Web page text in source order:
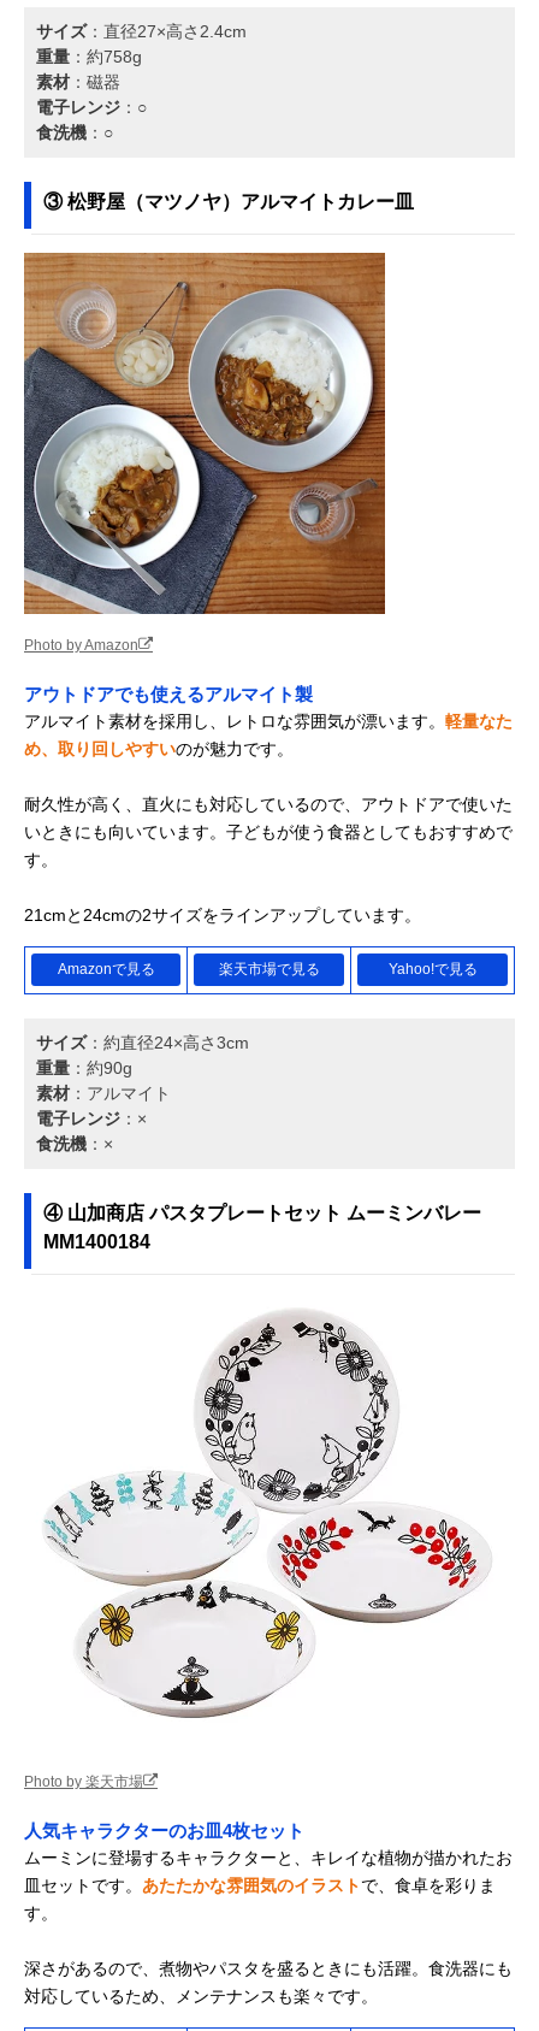
サイズ：直径27×高さ2.4cm
重量 ：約758g
素材 ：磁器
電子レンジ ：○
食洗機 ：○
③ 松野屋（マツノヤ）アルマイトカレー皿
Photo by Amazon
アウトドアでも使えるアルマイト製
アルマイト素材を採用し、レトロな雰囲気が漂います。 軽量なた
め、取り回しやすいのが魅力です。
耐久性が高く、直火にも対応しているので、アウトドアで使いた
いときにも向いています。子どもが使う食器としてもおすすめで
す。
21cmと24cmの2サイズをラインアップしています。
Amazonで見る 楽天市場で見る Yahoo!で見る
サイズ：約直径24×高さ3cm
重量 ：約90g
素材 ：アルマイト
電子レンジ ：×
食洗機 ：×
④ 山加商店 パスタプレートセット ムーミンバレー
MM1400184
Photo by 楽天市場
人気キャラクターのお皿4枚セット
ムーミンに登場するキャラクターと、キレイな植物が描かれたお
皿セットです。 あたたかな雰囲気のイラストで、食卓を彩りま
す。
深さがあるので、煮物やパスタを盛るときにも活躍。食洗器にも
対応しているため、メンテナンスも楽々です。